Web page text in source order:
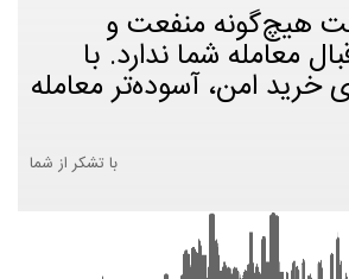
هیچ‌گونه منفعت و
معامله شما ندارد. با
خرید امن، آسوده‌تر معامله
با تشکر از شما